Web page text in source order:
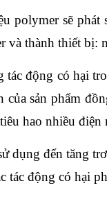
polymer sẽ
và thành thiết
tác động có hại
sản phẩm
hao nhiều
dụng đến tăng
tác động có hại